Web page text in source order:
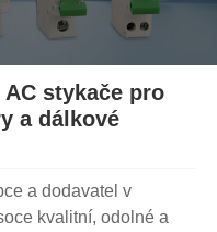
stykače pro
a dálkové
a dodavatel v
kvalitní, odolné a